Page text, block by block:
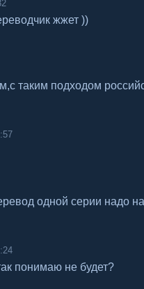
жжет ))
таким подходом
одной серии надо
понимаю не будет?